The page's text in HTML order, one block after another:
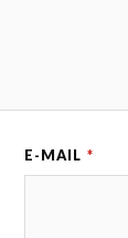
E-MAIL *